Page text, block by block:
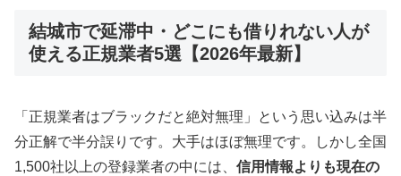
結城市で延滞中・どこにも借りれない人が
使える正規業者5選【2026年最新】
「正規業者はブラックだと絶対無理」という思い込みは半
分正解で半分誤りです。大手はほぼ無理です。しかし全国
1,500社以上の登録業者の中には、 信用情報よりも現在の